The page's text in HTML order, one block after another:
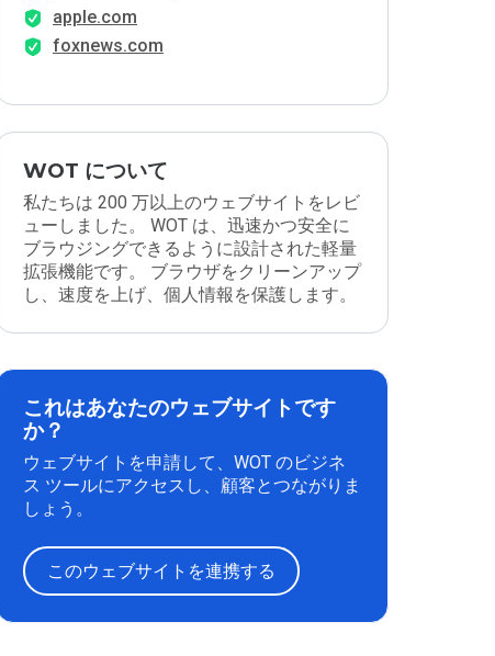
apple.com
foxnews.com
WOT について
私たちは 200 万以上のウェブサイトをレビ
ューしました。 WOT は、迅速かつ安全に
ブラウジングできるように設計された軽量
拡張機能です。 ブラウザをクリーンアップ
し、速度を上げ、個人情報を保護します。
これはあなたのウェブサイトです
か？
ウェブサイトを申請して、WOT のビジネ
ス ツールにアクセスし、顧客とつながりま
しょう。
このウェブサイトを連携する